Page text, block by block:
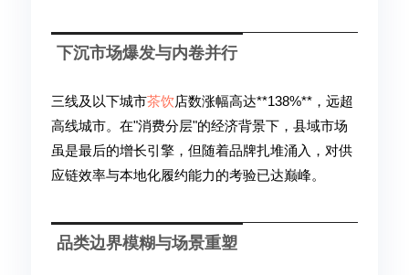
下沉市场爆发与内卷并行
三线及以下城市茶饮店数涨幅高达**138%**，远超
高线城市。在"消费分层"的经济背景下，县域市场
虽是最后的增长引擎，但随着品牌扎堆涌入，对供
应链效率与本地化履约能力的考验已达巅峰。
品类边界模糊与场景重塑